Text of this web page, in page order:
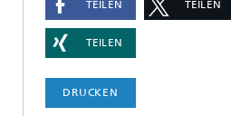
TEILEN TEILEN
TEILEN
DRUCKEN